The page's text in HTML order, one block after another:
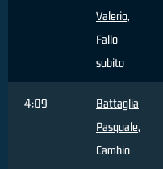
Valerio,
Fallo
subito
4:09
Battaglia
Pasquale,
Cambio